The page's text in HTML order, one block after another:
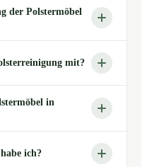
der Polstermöbel
mit?
in
ich?